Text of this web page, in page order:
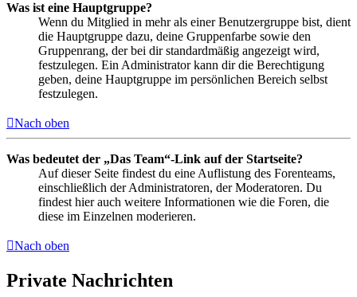
Was ist eine Hauptgruppe?
Wenn du Mitglied in mehr als einer Benutzergruppe bist, dient
die Hauptgruppe dazu, deine Gruppenfarbe sowie den
Gruppenrang, der bei dir standardmäßig angezeigt wird,
festzulegen. Ein Administrator kann dir die Berechtigung
geben, deine Hauptgruppe im persönlichen Bereich selbst
festzulegen.
Nach oben
Was bedeutet der „Das Team“-Link auf der Startseite?
Auf dieser Seite findest du eine Auflistung des Forenteams,
einschließlich der Administratoren, der Moderatoren. Du
findest hier auch weitere Informationen wie die Foren, die
diese im Einzelnen moderieren.
Nach oben
Private Nachrichten